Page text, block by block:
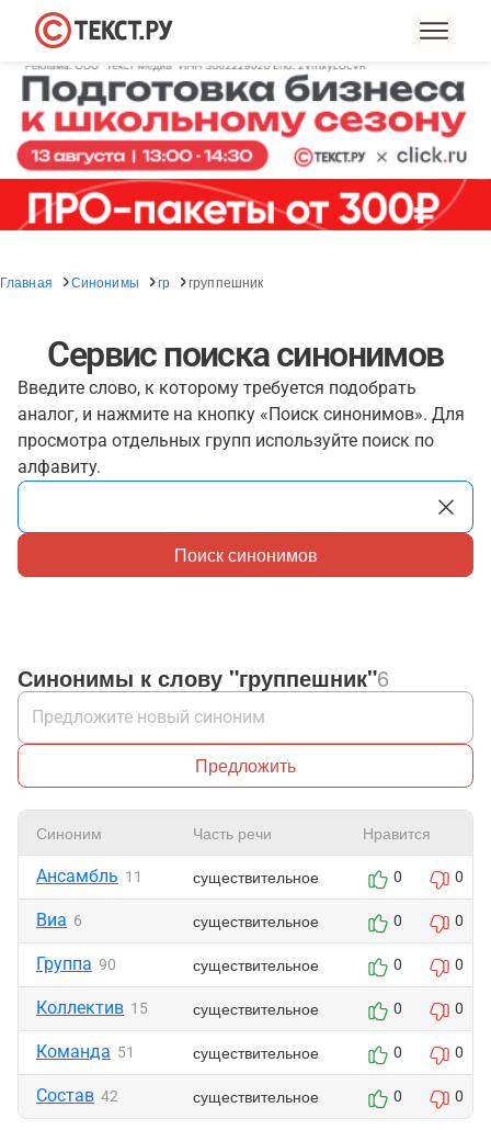
Главная Синонимы гр группешник
Сервис поиска синонимов
Введите слово, к которому требуется подобрать
аналог, и нажмите на кнопку «Поиск синонимов». Для
просмотра отдельных групп используйте поиск по
алфавиту.
Поиск синонимов
Синонимы к слову "группешник"6
Предложить
Синоним Часть речи Нравится
Ансамбль 11 существительное 0 0
Виа 6 существительное 0 0
Группа 90 существительное 0 0
Коллектив 15 существительное 0 0
Команда 51 существительное 0 0
Состав 42 существительное 0 0